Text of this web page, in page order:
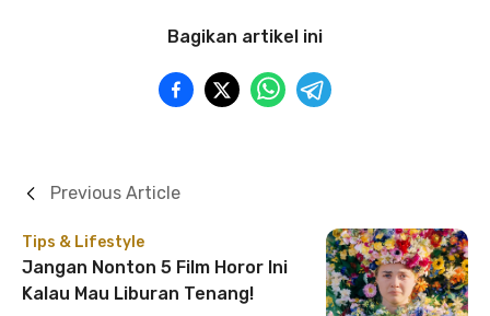
Bagikan artikel ini
Tips & Lifestyle
Jangan Nonton 5 Film Horor Ini
Kalau Mau Liburan Tenang!
Previous Article